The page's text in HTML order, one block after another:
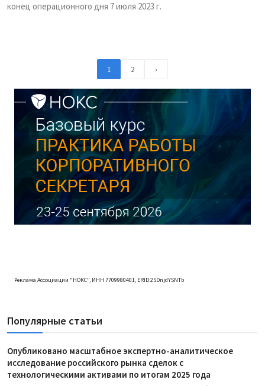
конец операционного дня 7 июля 2023 г.
1 2 ›
Реклама Ассоциации "НОКС", ИНН 7709980401, ERID:2SDnjdY5NTb
Популярные статьи
Опубликовано масштабное экспертно-аналитическое
исследование российского рынка сделок с
технологическими активами по итогам 2025 года